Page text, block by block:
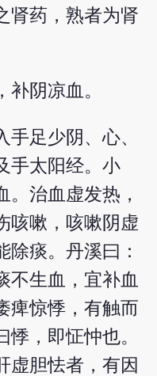
肾药，熟者为肾
补阴凉血。
足少阴、心、
手太阳经。小
。治血虚发热，
咳嗽，咳嗽阴虚
除痰。丹溪曰：
不生血，宜补血
痺惊悸，有触而
，即怔忡也。
虚胆怯者，有因